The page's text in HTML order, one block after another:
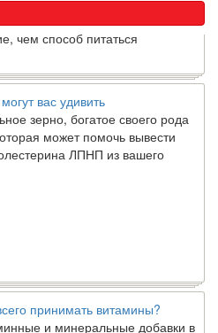
чем способ питаться
зерно, богатое своего рода
может помочь вывести
ЛПНП из вашего
и минеральные добавки в